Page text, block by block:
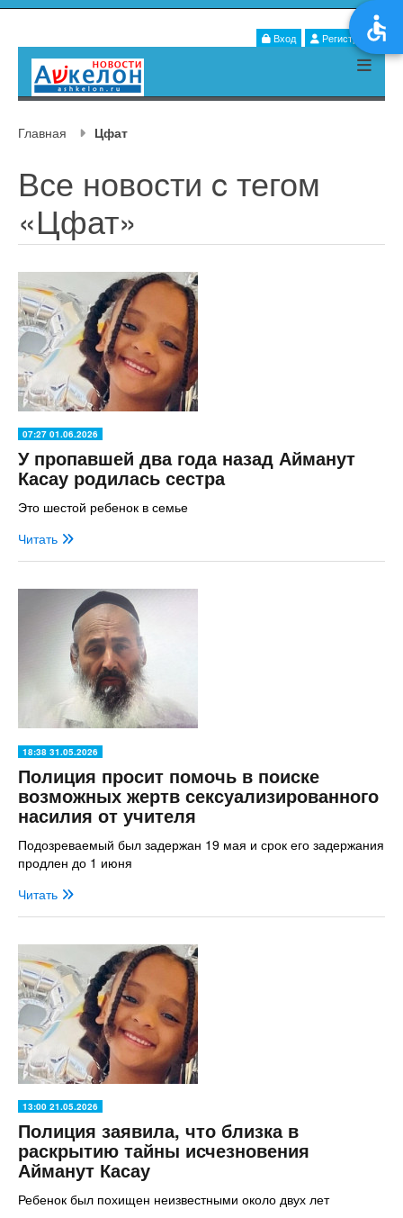
Вход Регистрация
Главная Цфат
Все новости c тегом
«Цфат»
07:27 01.06.2026
У пропавшей два года назад Айманут
Касау родилась сестра
Это шестой ребенок в семье
Читать
18:38 31.05.2026
Полиция просит помочь в поиске
возможных жертв сексуализированного
насилия от учителя
Подозреваемый был задержан 19 мая и срок его задержания
продлен до 1 июня
Читать
13:00 21.05.2026
Полиция заявила, что близка в
раскрытию тайны исчезновения
Айманут Касау
Ребенок был похищен неизвестными около двух лет